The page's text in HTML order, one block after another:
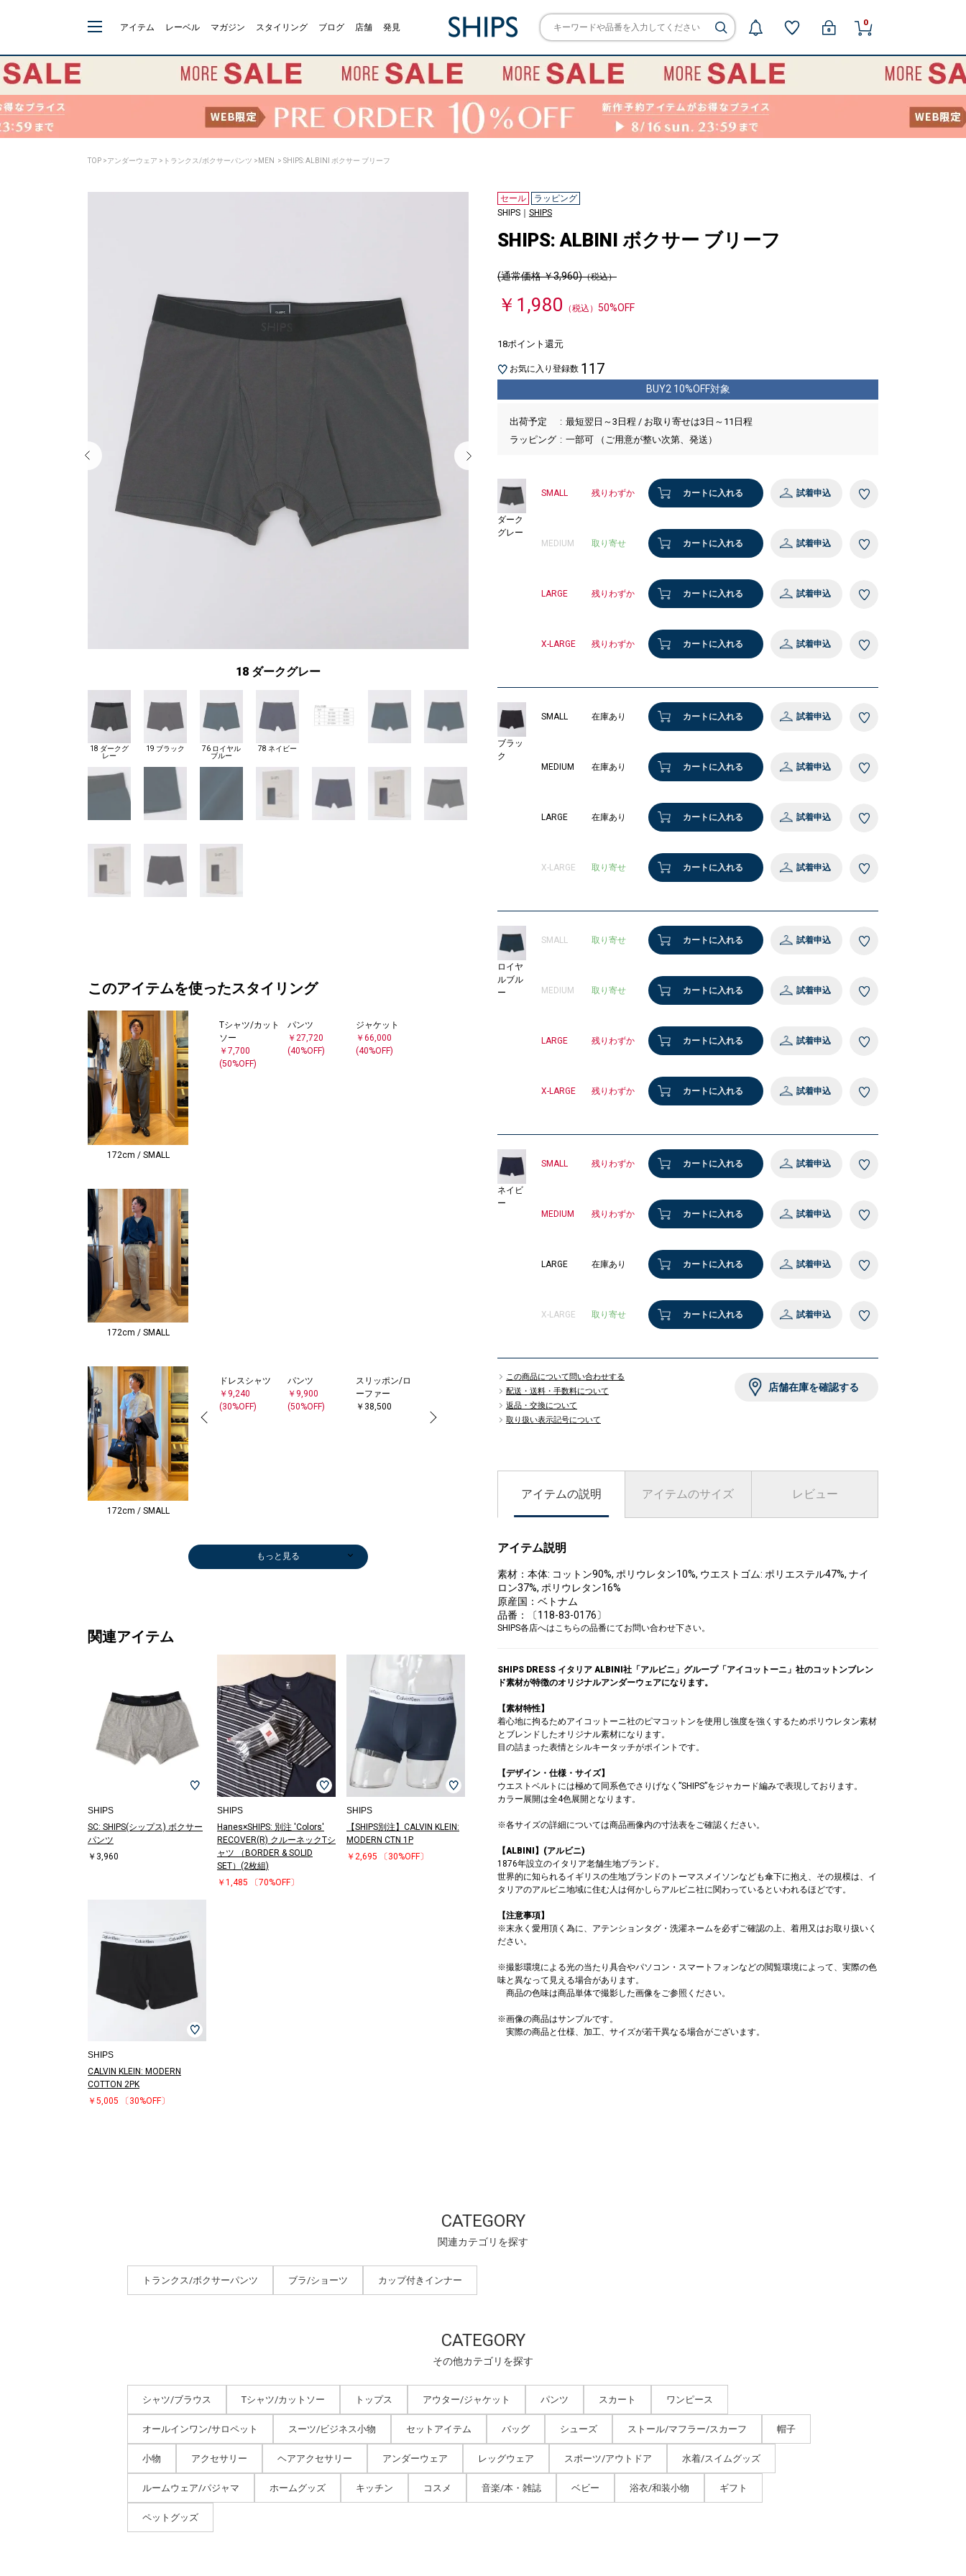
アイテム レーベル マガジン スタイリング ブログ 店舗 発見 0
TOP >アンダーウェア > トランクス/ボクサーパンツ > MEN > SHIPS: ALBINI ボクサー ブリーフ
18 ダークグレー
18 ダークグ
レー
19 ブラック
76 ロイヤル
ブルー
78 ネイビー
このアイテムを使ったスタイリング
172cm / SMALL
Tシャツ/カット
ソー
￥7,700
(50%OFF)
パンツ
￥27,720
(40%OFF)
ジャケット
￥66,000
(40%OFF)
172cm / SMALL
172cm / SMALL
ドレスシャツ
￥9,240
(30%OFF)
パンツ
￥9,900
(50%OFF)
スリッポン/ロ
ーファー
￥38,500
トートバッグ
￥73,920
(30%OFF)
￥27,720
ソックス
￥1,650
ベルト/サスペ
ンダー
￥68,530
ネクタイ
￥11,220
ビジネスバッグ
￥67,100
￥1,650
ベルト/サスペ
ンダー
ネクタイ
￥11,000
チェスターコー
ト
ジャケット
￥64,900
ソックス
￥1,650
メガネ/サング
ラス
ビジネスバッグ
￥91,300
ブレスレット/
バングル
￥17,600
ステンカラーコ
ート
ソックス
￥2,090
￥1,650
ベルト/サスペ
ンダー
トートバッグ
￥64,900
もっと見る
関連アイテム
SHIPS
SC: SHIPS(シップス) ボクサー
パンツ
￥3,960
SHIPS
Hanes×SHIPS: 別注 'Colors'
RECOVER(R) クルーネックTシ
ャツ （BORDER & SOLID
SET）(2枚組)
￥1,485
〔70%OFF〕
SHIPS
【SHIPS別注】CALVIN KLEIN:
MODERN CTN 1P
￥2,695
〔30%OFF〕
SHIPS
CALVIN KLEIN: MODERN
COTTON 2PK
￥5,005
〔30%OFF〕
セール
ラッピング
SHIPS｜ SHIPS
SHIPS: ALBINI ボクサー ブリーフ
(通常価格 ￥3,960)（税込）
￥1,980 （税込） 50%OFF
18ポイント還元
お気に入り登録数 117
BUY2 10%OFF対象
出荷予定
最短翌日～3日程 / お取り寄せは3日～11日程
ラッピング
一部可 （ご用意が整い次第、発送）
ダーク
グレー
SMALL 残りわずか カートに入れる 試着申込
MEDIUM 取り寄せ カートに入れる 試着申込
LARGE 残りわずか カートに入れる 試着申込
X-LARGE 残りわずか カートに入れる 試着申込
ブラッ
ク
SMALL 在庫あり カートに入れる 試着申込
MEDIUM 在庫あり カートに入れる 試着申込
LARGE 在庫あり カートに入れる 試着申込
X-LARGE 取り寄せ カートに入れる 試着申込
ロイヤ
ルブル
ー
SMALL 取り寄せ カートに入れる 試着申込
MEDIUM 取り寄せ カートに入れる 試着申込
LARGE 残りわずか カートに入れる 試着申込
X-LARGE 残りわずか カートに入れる 試着申込
ネイビ
ー
SMALL 残りわずか カートに入れる 試着申込
MEDIUM 残りわずか カートに入れる 試着申込
LARGE 在庫あり カートに入れる 試着申込
X-LARGE 取り寄せ カートに入れる 試着申込
この商品について問い合わせする
配送・送料・手数料について
返品・交換について
取り扱い表示記号について
店舗在庫を確認する
アイテムの説明 アイテムのサイズ レビュー
アイテム説明
素材：本体: コットン90%, ポリウレタン10%, ウエストゴム: ポリエステル47%, ナイ
ロン37%, ポリウレタン16%
原産国：ベトナム
品番：〔118-83-0176〕
SHIPS各店へはこちらの品番にてお問い合わせ下さい。
SHIPS DRESS イタリア ALBINI社「アルビニ」グループ「アイコットーニ」社のコットンブレン
ド素材が特徴のオリジナルアンダーウェアになります。
【素材特性】
着心地に拘るためアイコットーニ社のピマコットンを使用し強度を強くするためポリウレタン素材
とブレンドしたオリジナル素材になります。
目の詰まった表情とシルキータッチがポイントです。
【デザイン・仕様・サイズ】
ウエストベルトには極めて同系色でさりげなく”SHIPS”をジャカード編みで表現しております。
カラー展開は全4色展開となります。
※各サイズの詳細については商品画像内の寸法表をご確認ください。
【ALBINI】(アルビニ)
1876年設立のイタリア老舗生地ブランド。
世界的に知られるイギリスの生地ブランドのトーマスメイソンなども傘下に抱え、その規模は、イ
タリアのアルビニ地域に住む人は何かしらアルビニ社に関わっているといわれるほどです。
【注意事項】
※末永く愛用頂く為に、アテンションタグ・洗濯ネームを必ずご確認の上、着用又はお取り扱いく
ださい。
※撮影環境による光の当たり具合やパソコン・スマートフォンなどの閲覧環境によって、実際の色
味と異なって見える場合があります。
商品の色味は商品単体で撮影した画像をご参照ください。
※画像の商品はサンプルです。
実際の商品と仕様、加工、サイズが若干異なる場合がございます。
CATEGORY
関連カテゴリを探す
トランクス/ボクサーパンツ ブラ/ショーツ カップ付きインナー
CATEGORY
その他カテゴリを探す
シャツ/ブラウス Tシャツ/カットソー トップス アウター/ジャケット パンツ スカート ワンピース
オールインワン/サロペット スーツ/ビジネス小物 セットアイテム バッグ シューズ ストール/マフラー/スカーフ 帽子
小物 アクセサリー ヘアアクセサリー アンダーウェア レッグウェア スポーツ/アウトドア 水着/スイムグッズ
ルームウェア/パジャマ ホームグッズ キッチン コスメ 音楽/本・雑誌 ベビー 浴衣/和装小物 ギフト
ペットグッズ